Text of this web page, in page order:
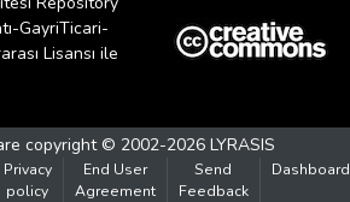
GayriTicari-
Lisansı ile
copyright © 2002-2026 LYRASIS
Privacy
policy
End User
Agreement
Send
Feedback
Dashboard